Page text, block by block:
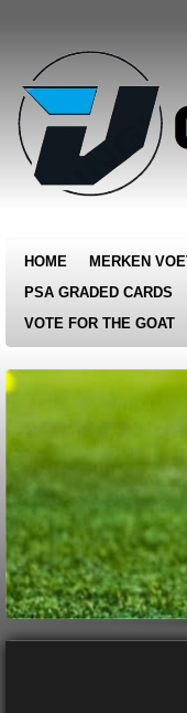
HOME MERKEN
PSA GRADED CARDS
VOTE FOR THE GOAT